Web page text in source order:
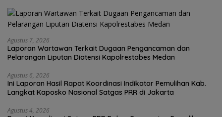
Agustus 7, 2026
Laporan Wartawan Terkait Dugaan Pengancaman dan
Pelarangan Liputan Diatensi Kapolrestabes Medan
Agustus 6, 2026
Ini Laporan Hasil Rapat Koordinasi Indikator Pemulihan Kab.
Langkat Kaposko Nasional Satgas PRR di Jakarta
Agustus 4, 2026